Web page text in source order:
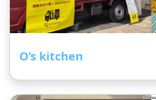
O’s kitchen